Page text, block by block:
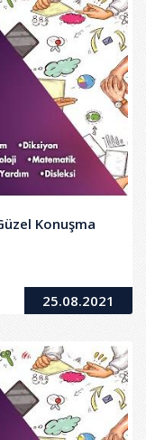
Konuşma
25.08.2021